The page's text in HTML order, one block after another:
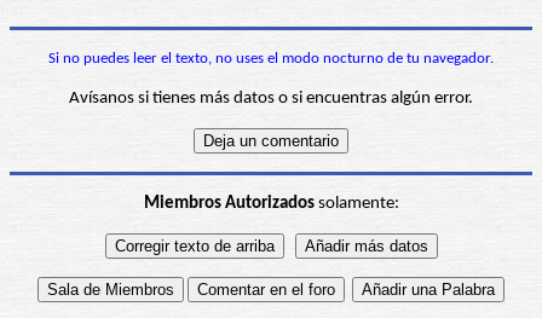
Si no puedes leer el texto, no uses el modo nocturno de tu navegador.
Avísanos si tienes más datos o si encuentras algún error.
Miembros Autorizadossolamente: